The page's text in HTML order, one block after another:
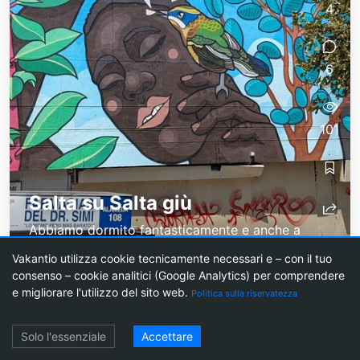
Salta su Salta giù
Abbiamo dormito fantasticamente e anche a
Dopo una colazione abbondante, siamo andati a
piedi alla prima fermata del bus...
4
6
101
Vakantio utilizza cookie tecnicamente necessari e – con il tuo
consenso – cookie analitici (Google Analytics) per comprendere
e migliorare l'utilizzo del sito web. Politica sulla riservatezza
Solo l'essenziale Accettare